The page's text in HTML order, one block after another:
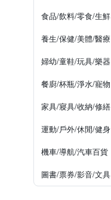
食品/飲料/零食/生鮮
養生/保健/美體/醫療
婦幼/童鞋/玩具/樂器
餐廚/杯瓶/淨水/寵物
家具/寢具/收納/修繕
運動/戶外/休閒/健身
機車/導航/汽車百貨
圖書/票券/影音/文具